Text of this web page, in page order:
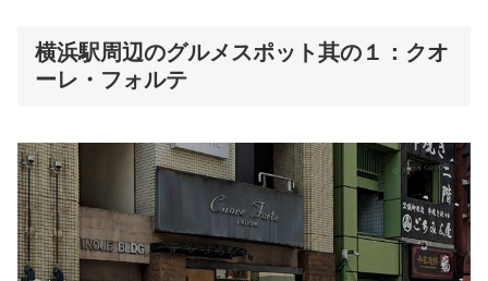
横浜駅周辺のグルメスポット其の１：クオ
ーレ・フォルテ